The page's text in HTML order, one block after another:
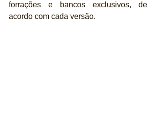
forrações e bancos exclusivos, de
acordo com cada versão.